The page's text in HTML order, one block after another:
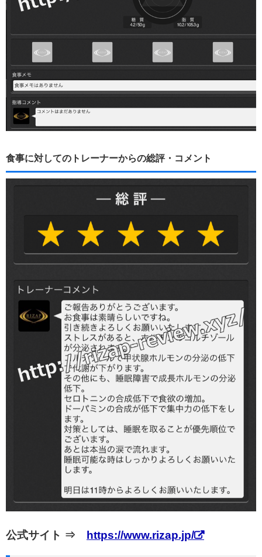
食事に対してのトレーナーからの総評・コメント
公式サイト ⇒ https://www.rizap.jp/